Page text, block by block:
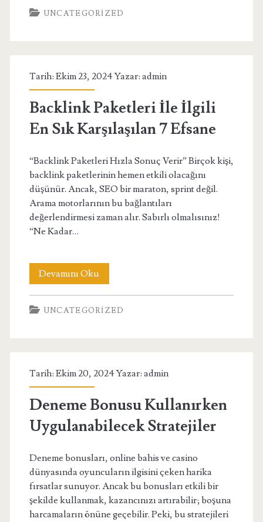
NYC
Yabanmersini
aromalı
Satın
UNCATEGORIZED
Tarih: Ekim 23, 2024 Yazar: admin
Backlink Paketleri İle İlgili
En Sık Karşılaşılan 7 Efsane
“Backlink Paketleri Hızla Sonuç Verir” Birçok kişi,
backlink paketlerinin hemen etkili olacağını
düşünür. Ancak, SEO bir maraton, sprint değil.
Arama motorlarının bu bağlantıları
değerlendirmesi zaman alır. Sabırlı olmalısınız!
“Ne Kadar…
Devamını OkuBacklink
Paketleri
İle
Sık
Karşılaşılan
7
UNCATEGORIZED
Tarih: Ekim 20, 2024 Yazar: admin
Deneme Bonusu Kullanırken
Uygulanabilecek Stratejiler
Deneme bonusları, online bahis ve casino
dünyasında oyuncuların ilgisini çeken harika
fırsatlar sunuyor. Ancak bu bonusları etkili bir
şekilde kullanmak, kazancınızı artırabilir; boşuna
harcamaların önüne geçebilir. Peki, bu stratejileri